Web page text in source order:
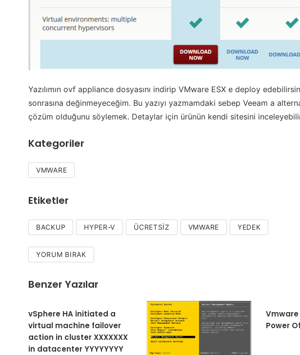
Yazılımın ovf appliance dosyasını indirip VMware ESX e deploy
sonrasına değinmeyeceğim. Bu yazıyı yazmamdaki sebep Veeam a
çözüm olduğunu söylemek. Detaylar için ürünün kendi sitesini
Kategoriler
VMWARE
Etiketler
BACKUP HYPER-V ÜCRETSIZ VMWARE YEDEK
YORUM BIRAK
Benzer Yazılar
vSphere HA initiated a
virtual machine failover
action in cluster XXXXXXX
in datacenter YYYYYYYY
Power